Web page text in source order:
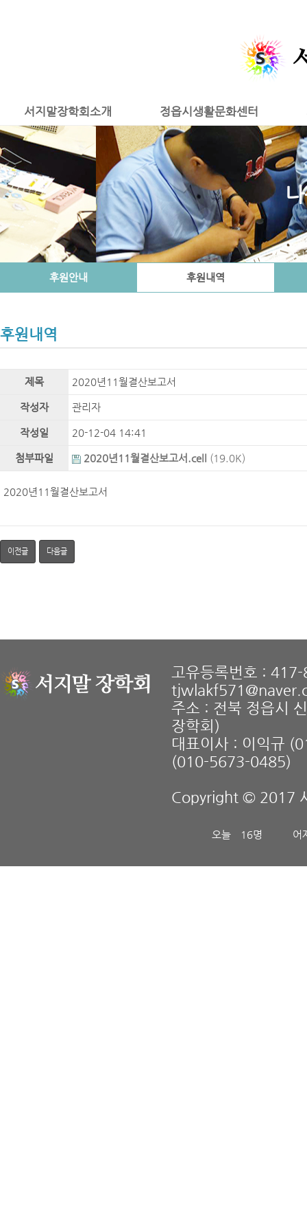
서지말장학회소개 정읍시생활문화센터
후원안내 후원내역
후원내역
제목 2020년11월결산보고서
작성자 관리자
작성일 20-12-04 14:41
첨부파일 2020년11월결산보고서.cell (19.0K)
2020년11월결산보고서
이전글 다음글
고유등록번호 :
주소 : 전북 정읍시
장학회)
대표이사 : 이익규
(010-5673-0485)
Copyright © 2017
오늘 16명 어